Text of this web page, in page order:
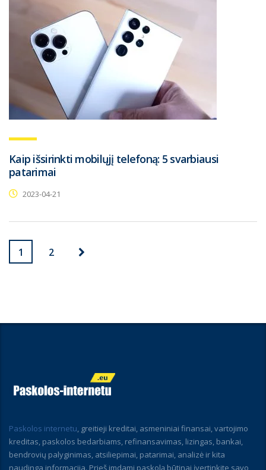
Kaip išsirinkti mobilųjį telefoną: 5 svarbiausi
patarimai
2023-04-21
1 2
Paskolos internetu, greitieji kreditai, asmeniniai finansai, vartojimo
kreditas, paskolos bedarbiams, refinansavimas, lizingas, bankai,
bendrovių palyginimas, atsiliepimai, patarimai, analizė ir kita
naudinga informacija. Prieš imdami paskolą būtinai įvertinkite savo